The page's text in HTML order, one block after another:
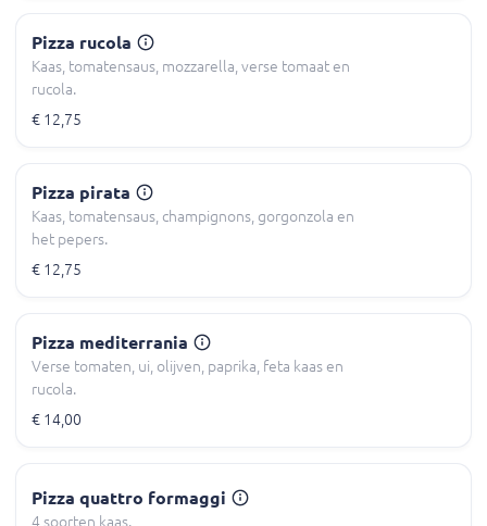
Pizza rucola
Kaas, tomatensaus, mozzarella, verse tomaat en
rucola.
€ 12,75
Pizza pirata
Kaas, tomatensaus, champignons, gorgonzola en
het pepers.
€ 12,75
Pizza mediterrania
Verse tomaten, ui, olijven, paprika, feta kaas en
rucola.
€ 14,00
Pizza quattro formaggi
4 soorten kaas.